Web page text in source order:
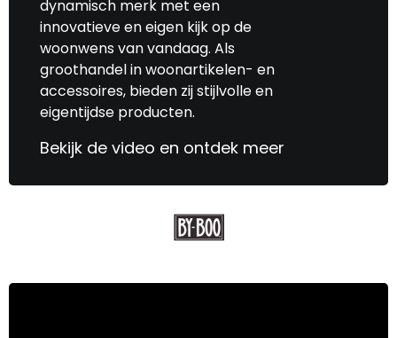
dynamisch merk met een
innovatieve en eigen kijk op de
woonwens van vandaag. Als
groothandel in woonartikelen- en
accessoires, bieden zij stijlvolle en
eigentijdse producten.
Bekijk de video en ontdek meer